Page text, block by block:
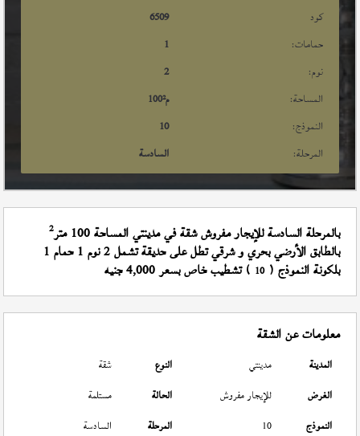
كود
6509
حمامات:
1
نوم:
2
المساحة:
100م²
النموذج:
10
المرحلة:
السادسة
بالمرحلة السادسة للإيجار مفروش شقة في مدينتي المساحة 100 متر 2
بالطابق الأرضي بحري و شرقي تطل على حديقة تشمل 2 نوم 1 حمام 1
بلكونة النموذج (10 ) تشطيب خاص بسعر 4,000 جنيه
معلومات عن الشقة
المدينة مدينتي النوع
شقة
الغرض
للإيجار مفروش الحالة
مستلمة
النموذج
10 المرحلة
السادسة